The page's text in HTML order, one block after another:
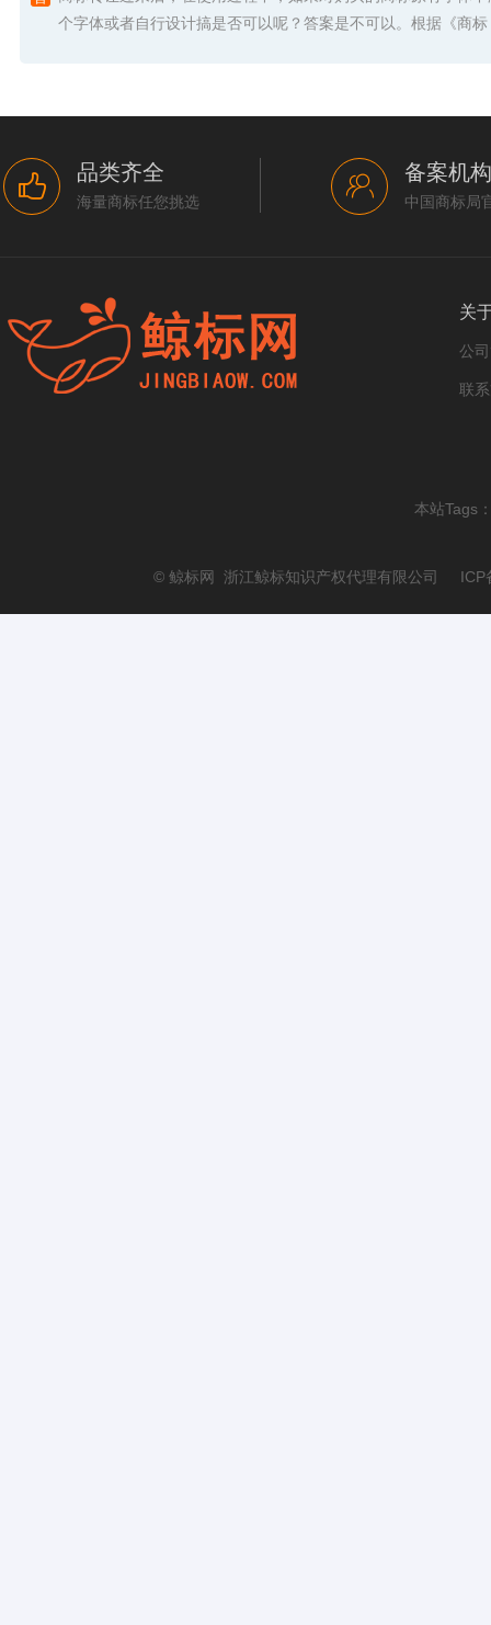
个字体或者自行设计搞是否可以呢？答案是不可以。根据《商
品类齐全
海量商标任您挑选
备案机构
中国商标局
关
公
联
本站Tags
© 鲸标网 浙江鲸标知识产权代理有限公司 ICP